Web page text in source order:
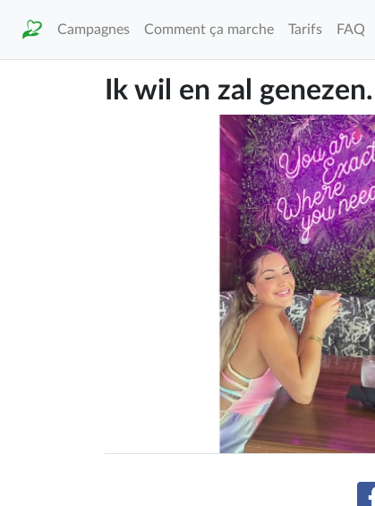
Campagnes Comment ça marche Tarifs FAQ
Ik wil en zal